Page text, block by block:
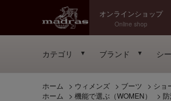
オンラインショップ
Online shop
カテゴリ ブランド シ
ホーム > ウィメンズ > ブーツ > ショ
ホーム
> 機能で選ぶ（WOMEN） >